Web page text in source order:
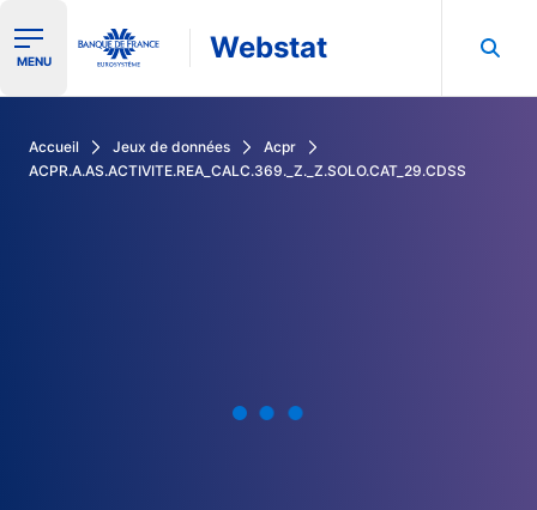
Ouvrir le menu de navigation
MENU Webstat
Accueil Jeux de données
Acpr
ACPR.A.AS.ACTIVITE.REA_CALC.369._Z._Z.SOLO.CAT_29.CDSS